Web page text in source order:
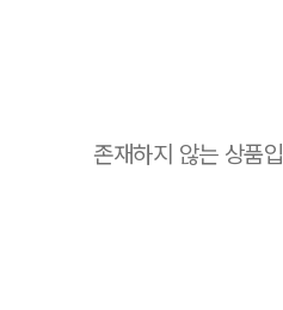
존재하지 않는 상품